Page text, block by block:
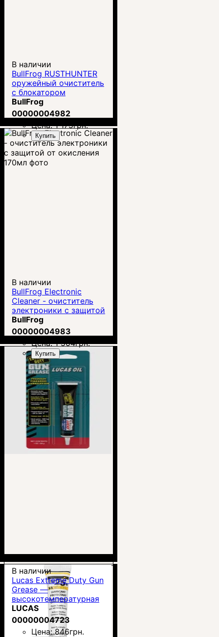
В наличии
BullFrog RUSTHUNTER
оружейный очиститель
с блокатором
ржавчины 170мл
BullFrog
00000004982
Цена:1 175грн.
Купить
В наличии
BullFrog Electronic
Cleaner - очиститель
электроники с защитой
от окисления 170мл
BullFrog
00000004983
Цена:1 504грн.
Купить
В наличии
Lucas Extreme Duty Gun
Grease —
высокотемпературная
оружейная смазка
LUCAS
00000004723
Цена:846грн.